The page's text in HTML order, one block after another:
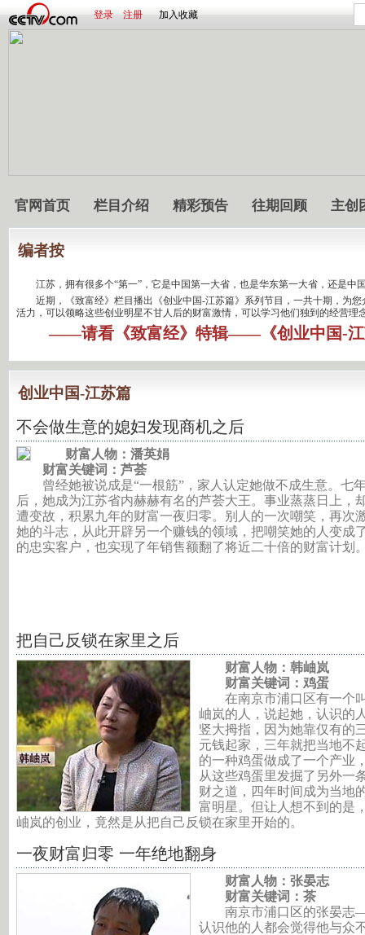
登录 注册 加入收藏
官网首页 栏目介绍 精彩预告 往期回顾 主创
编者按
江苏，拥有很多个“第一”，它是中国第一大省，也是华东第一大省，还是中
近期，《致富经》栏目播出《创业中国-江苏篇》系列节目，一共十期，为您
活力，可以领略这些创业明星不甘人后的财富激情，可以学习他们独到的经营理
——请看《致富经》特辑——《创业中国-江
创业中国-江苏篇
不会做生意的媳妇发现商机之后
财富人物：潘英娟
财富关键词：芦荟
曾经她被说成是“一根筋”，家人认定她做不成生意。七
后，她成为江苏省内赫赫有名的芦荟大王。事业蒸蒸日上，
遭变故，积累九年的财富一夜归零。别人的一次嘲笑，再次
她的斗志，从此开辟另一个赚钱的领域，把嘲笑她的人变成
的忠实客户，也实现了年销售额翻了将近二十倍的财富计划
把自己反锁在家里之后
财富人物：韩岫岚
财富关键词：鸡蛋
在南京市浦口区有一个
岫岚的人，说起她，认识的
竖大拇指，因为她靠仅有的
元钱起家，三年就把当地不
的一种鸡蛋做成了一个产业
从这些鸡蛋里发掘了另外一
财之道，四年时间成为当地
富明星。但让人想不到的是
岫岚的创业，竟然是从把自己反锁在家里开始的。
一夜财富归零 一年绝地翻身
财富人物：张晏志
财富关键词：茶
南京市浦口区的张晏
认识他的人都会觉得他与众